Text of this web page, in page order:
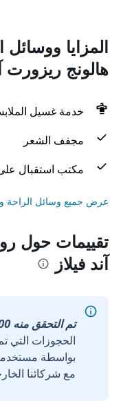
المزايا
هالونج ريزورت
خدمة غسيل
مجفف الشعر
مكتب استقبال على مدار
عرض جميع وسائل الراحة
تقييمات حول
آند فيلاز
تم التحقق منه 100%
الحجوزات التي
مع شركائنا